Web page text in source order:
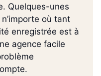
Quelques-unes
où tant
enregistrée est à
agence facile